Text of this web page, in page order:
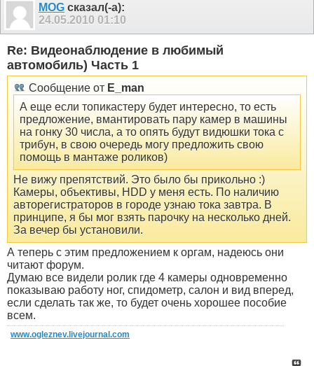
MOG сказал(-а):
24.05.2010 01:10
Re: Видеонаблюдение в любимый
автомобиль) Часть 1
Сообщение от E_man
А еще если топикастеру будет интересно, то есть
предложение, вмантировать пару камер в машины
на гонку 30 числа, а то опять будут видюшки тока с
трибун, в свою очередь могу предложить свою
помощь в мантаже роликов)
Не вижу препятствий. Это было бы прикольно :)
Камеры, объективы, HDD у меня есть. По наличию
авторегистраторов в городе узнаю тока завтра. В
принципе, я бы мог взять парочку на несколько дней.
За вечер бы установили.
А теперь с этим предложением к оргам, надеюсь они
читают форум.
Думаю все видели ролик где 4 камеры одновременно
показываю работу ног, спидометр, салон и вид вперед,
если сделать так же, то будет очень хорошее пособие
всем.
www.ogleznev.livejournal.com